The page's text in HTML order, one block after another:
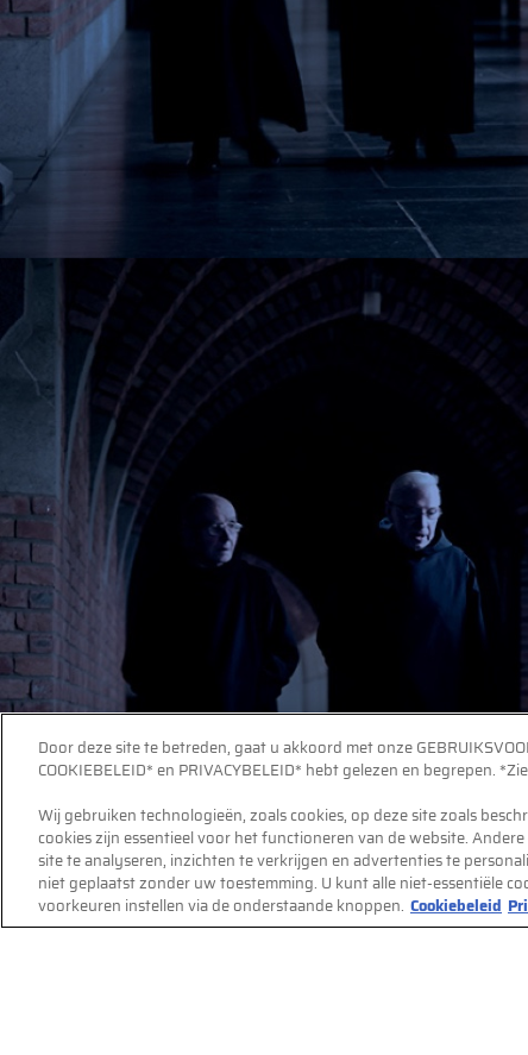
Gebruiksvoorwaarden Privacyverklaring
Door deze site te betreden, gaat u akkoord met onze
COOKIEBELEID* en PRIVACYBELEID* hebt gelezen en begrepen.
Wij gebruiken technologieën, zoals cookies, op deze site zoals
cookies zijn essentieel voor het functioneren van de website.
site te analyseren, inzichten te verkrijgen en advertenties te
niet geplaatst zonder uw toestemming. U kunt alle niet-essentiële
voorkeuren instellen via de onderstaande knoppen. Cookiebeleid